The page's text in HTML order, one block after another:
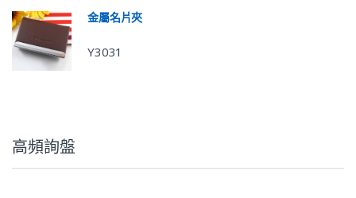
金屬名片夾
Y3031
高頻詢盤